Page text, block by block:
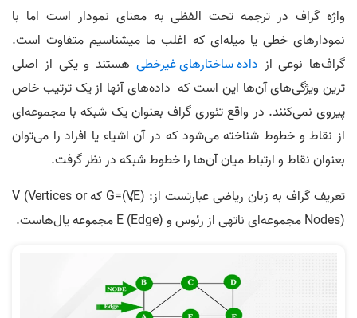
واژه گراف در ترجمه تحت الفظی به معنای نمودار است اما با
نمودارهای خطی یا میله­‌ای که اغلب ما میشناسیم متفاوت است.
گراف­‌ها نوعی از داده ساختارهای غیرخطی هستند و یکی از اصلی
ترین ویژگی­‌های آن‌­ها این است که داده‌­های آن­ها از یک ترتیب خاص
پیروی نمی‌­کنند. در واقع تئوری گراف بعنوان یک شبکه با مجموعه‌ای
از نقاط و خطوط شناخته می‌شود که در آن اشیاء یا افراد را می‌­توان
بعنوان نقاط و ارتباط میان آن­‌ها را خطوط شبکه در نظر گرفت.
تعریف گراف به زبان ریاضی عبارتست از: G=(V,E) که V (Vertices or
Nodes) مجموعه­‌ای ناتهی از رئوس و E (Edge) مجموعه یال‌هاست.